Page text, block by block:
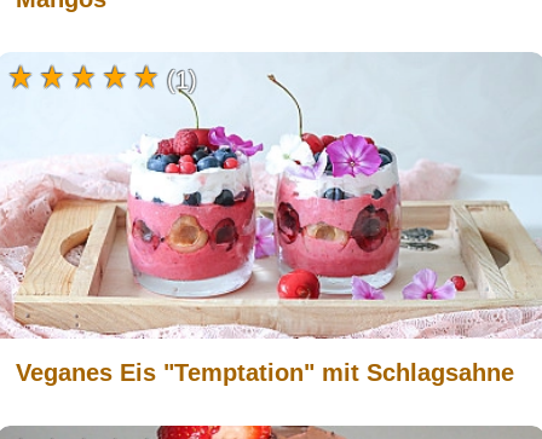
Veganes Eis "Temptation" mit Schlagsahne
(1)